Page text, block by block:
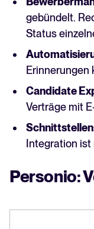
gebündelt.
Status
Candidate
Verträge mit
Integration
Personio: